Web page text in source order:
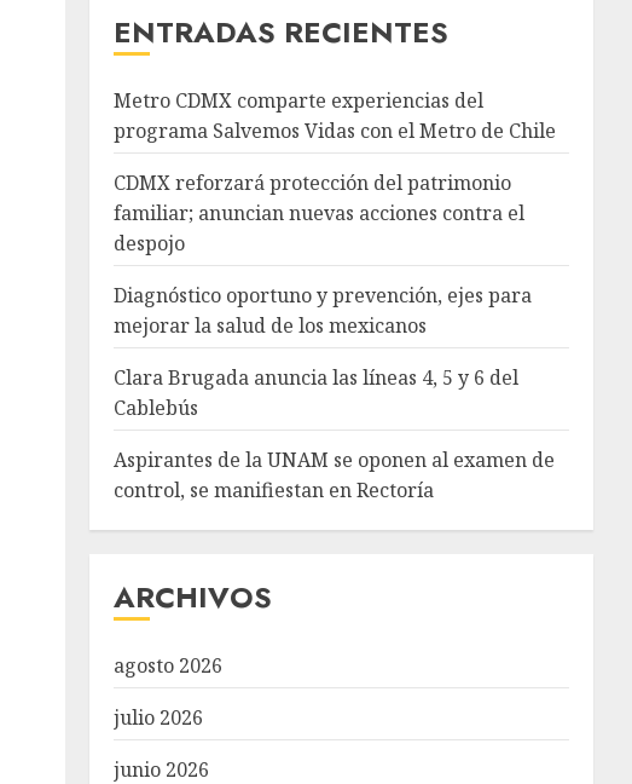
ENTRADAS RECIENTES
Metro CDMX comparte experiencias del
programa Salvemos Vidas con el Metro de Chile
CDMX reforzará protección del patrimonio
familiar; anuncian nuevas acciones contra el
despojo
Diagnóstico oportuno y prevención, ejes para
mejorar la salud de los mexicanos
Clara Brugada anuncia las líneas 4, 5 y 6 del
Cablebús
Aspirantes de la UNAM se oponen al examen de
control, se manifiestan en Rectoría
ARCHIVOS
agosto 2026
julio 2026
junio 2026